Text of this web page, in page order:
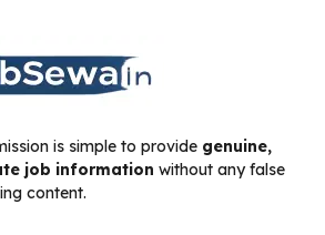
is simple to provide genuine,
job information without any false
content.